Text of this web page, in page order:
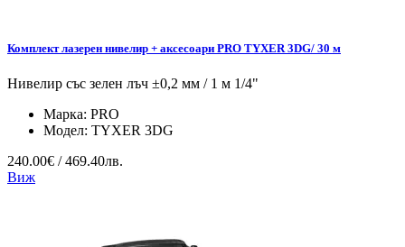
Комплект лазерен нивелир + аксесоари PRO TYXER 3DG/ 30 м
Нивелир със зелен лъч ±0,2 мм / 1 м 1/4"
Марка: PRO
Модел: TYXER 3DG
240.00€ / 469.40лв.
Виж